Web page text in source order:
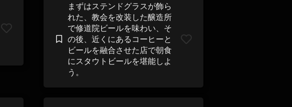
まずはステンドグラスが飾ら
れた、教会を改装した醸造所
で修道院ビールを味わい、そ
の後、近くにあるコーヒーと
ビールを融合させた店で朝食
にスタウトビールを堪能しよ
う。